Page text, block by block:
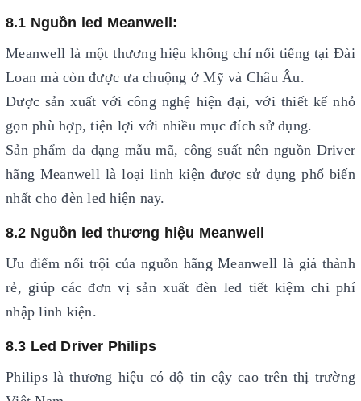
8.1 Nguồn led Meanwell:
Meanwell là một thương hiệu không chỉ nổi tiếng tại Đài
Loan mà còn được ưa chuộng ở Mỹ và Châu Âu.
Được sản xuất với công nghệ hiện đại, với thiết kế nhỏ
gọn phù hợp, tiện lợi với nhiều mục đích sử dụng.
Sản phẩm đa dạng mẫu mã, công suất nên nguồn Driver
hãng Meanwell là loại linh kiện được sử dụng phổ biến
nhất cho đèn led hiện nay.
8.2 Nguồn led thương hiệu Meanwell
Ưu điểm nổi trội của nguồn hãng Meanwell là giá thành
rẻ, giúp các đơn vị sản xuất đèn led tiết kiệm chi phí
nhập linh kiện.
8.3 Led Driver Philips
Philips là thương hiệu có độ tin cậy cao trên thị trường